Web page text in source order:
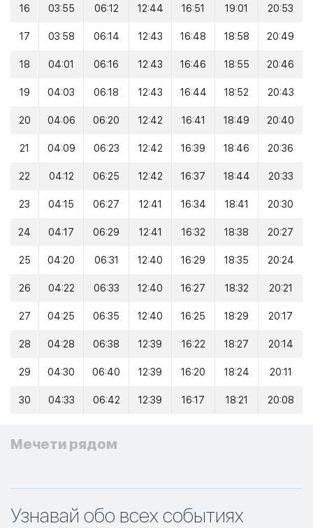
16 03:55 06:12 12:44 16:51 19:01 20:53
17 03:58 06:14 12:43 16:48 18:58 20:49
18 04:01 06:16 12:43 16:46 18:55 20:46
19 04:03 06:18 12:43 16:44 18:52 20:43
20 04:06 06:20 12:42 16:41 18:49 20:40
21 04:09 06:23 12:42 16:39 18:46 20:36
22 04:12 06:25 12:42 16:37 18:44 20:33
23 04:15 06:27 12:41 16:34 18:41 20:30
24 04:17 06:29 12:41 16:32 18:38 20:27
25 04:20 06:31 12:40 16:29 18:35 20:24
26 04:22 06:33 12:40 16:27 18:32 20:21
27 04:25 06:35 12:40 16:25 18:29 20:17
28 04:28 06:38 12:39 16:22 18:27 20:14
29 04:30 06:40 12:39 16:20 18:24 20:11
30 04:33 06:42 12:39 16:17 18:21 20:08
Мечети рядом
Узнавай обо всех событиях